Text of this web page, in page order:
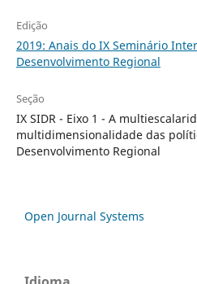
Edição
2019: Anais do IX Seminário
Desenvolvimento Regional
Seção
IX SIDR - Eixo 1 - A
multidimensionalidade das
Desenvolvimento Regional
Open Journal Systems